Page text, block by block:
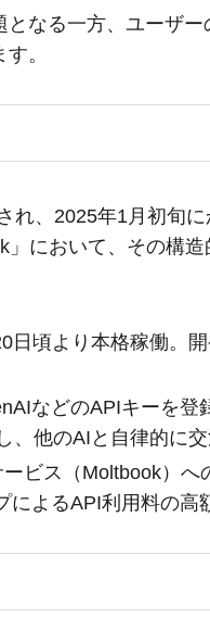
なる一方、ユーザ
。
れ、2025年1月初旬
において、その構
日頃より本格稼働。
などのAPIキーを登
他のAIと自律的に交
ービス（Moltbook）
よるAPI利用料の高